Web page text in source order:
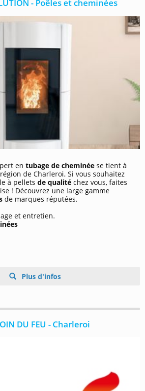
- Poêles et cheminées
en tubage de cheminée se tient à
de Charleroi. Si vous souhaitez
à pellets de qualité chez vous, faites
! Découvrez une large gamme
de marques réputées.
et entretien.
Plus d'infos
DU FEU - Charleroi